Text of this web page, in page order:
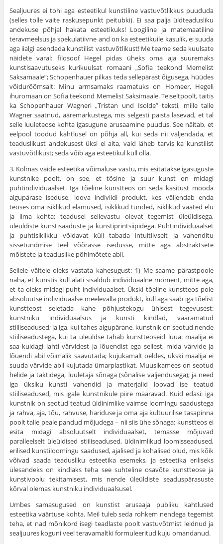
Sealjuures ei tohi aga esteetikul kunstiline vastuvõtlik­kus puududa
(selles tolle väite raskusepunkt peitubki). Ei saa palja üldteadusliku
andekuse põhjal hakata esteetikuks! Loogiline ja matemaatiline
teravmeelsus ja spekulatiivne and on ka esteetikuile kasulik, ei suuda
aga iialgi asendada kunstilist vastuvõtlikust! Me teame seda kuulsate
näidete varal: filosoof Hegel pidas üheks oma aja suuremaks
kunstisaavutuseks kurikuulsat romaani „Sofia teekond Memelist
Saksamaale”; Schopenhauer pilkas teda sellepärast õigusega, hüüdes
võidurõõmsalt: Minu armsamaks raamatuks on Homeer, Hegeli
ihuromaan on Sofia teekond Memelist Saksi­maale. Teiseltpoolt, täitis
ka Schopenhauer Wagneri „Tristan und Isolde” teksti, mille talle
Wagner saatnud, ääremärkus­tega, mis selgesti paista lasevad, et tal
selle luuleteose kohta igasugune arusaamine puudus. See näitab, et
eelpool too­dud kahtlusel on põhja all, kui seda nii väljendada, et
teaduslikust andekusest üksi ei aita, vaid läheb tarvis ka kunstilist
vastuvõtlikust; seda võib aga esteetikul küll olla.
3. Kolmas väide esteetika võimaluse vastu, mis esitatakse igasuguste
kunstnike poolt, on see, et tõsine ja suur kunst on midagi
puhtindividuaalset. Iga tõeline kunst­teos on seda käsitust mööda
algupärase iseduse, loova indiviidi produkt, kes väljendab enda
teoses oma isiklikud elamused, isiklikud tunded, isiklikud vaated elu
ja ilma kohta; teadusel sellevastu olevat tegemist üleüldisega,
üleüldiste kunstisaaduste ja kunstiprintsiipidega. Puhtindividuaalset
ja puhtisiklikku võidavat küll tabada intuitiivselt ja vahenditu
sissetundmise teel võõrasse isedusse, mitte aga abstraktsete
mõistete ja teadus­like põhimõtete abil.
Sellele väitele oleks vastata kahesugust: 1) Me saame pärastpoole
näha, et kunstis küll alati sisaldub individuaalne moment, mitte aga,
et ta oleks midagi puht individu­aalset. Ükski tõeline kunstteos pole
absoluutse individuaalse meelevalla produkt, küll aga saab iga tõelist
kunstteost seletada kahe põhjustekogu ühisest tegevusest:
kunstniku individuaalsus ja kunsti kindlad, vääramatud
stiiliseadused; ja iga, kui tahes algupärane, kunstnik on seotud nende
stiiliseadustega, kui ta üleüldse tahab kunstteoseid luua: maalija ei
saa kuidagi lahti värvidest ja lõuendist ega sellest, mida värvide ja
lõuendi abil võimalik saavutada; kujuka­malt öeldes, ükski maalija ei
suuda värvide abil kujutada ümarplastikat. Muusikamees on seotud
helide ja taktidega, luuletaja sõnaga (sõnalise väljendusega); ja need
iga üksiku kunsti vahendid ja materjalid loovad ise teatud
stiiliseadused, mis igale kunstnikule piire määravad. Kuid edasi: iga
kunstnik on seotud teatud üldinimlike vaimse loo­mingu saadustega
ja rahva, aja, tõu, rahvuse, hariduse ja oma aja kultuurilise tasapinna
poolt talle peale pandud mõjudega – nii siis ühe sõnaga: kunstteos ei
esita midagi absoluutselt individuaalset, temasse mõjuvad
paralleelselt üleüldised stiiliseadused, üldinimlikud loomisseadused,
erilised kunstiloomingu saadused, ajalised ja kohalised olud, mis kõik
võivad saada teadusliku esteetika esemeks, ja esteetika eriliseks
ülesandeks on kindlaks teha see suhteline osavõte kunstteose ja
kunstivoolu tekitamisest, mis nende üleüldiste seaduspärasuste
kõrval olemas kunstniku individuaalsusel.
Umbes samasugused on kunstist arusaaja publiku kahtlused
esteetika väärtuse kohta. Meil tuleb seda rohkem nendega tegemist
teha, et nad mõnikord isegi teadlaste poolt vastuvõtmist leidnud ja
sealjuures koguni veel teravamaltki formuleeritud kuju omandanud.